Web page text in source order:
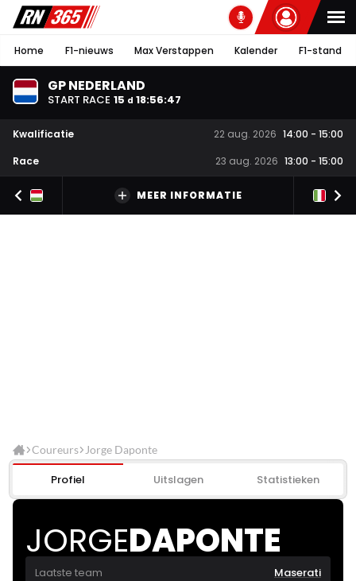
Home F1-nieuws Max Verstappen Kalender F1-stand
GP NEDERLAND
START RACE 15 d 18:56:47
Kwalificatie 22 aug. 2026 14:00 - 15:00
Race
23 aug. 2026 13:00 - 15:00
MEER INFORMATIE
Coureurs Jorge Daponte
Profiel Uitslagen Statistieken
JORGEDAPONTE
Laatste team Maserati